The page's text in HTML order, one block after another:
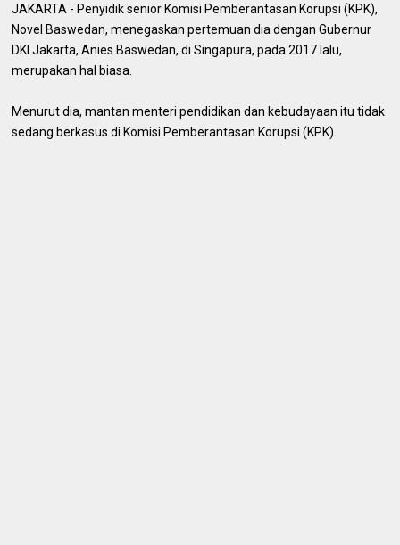
JAKARTA - Penyidik senior Komisi Pemberantasan Korupsi (KPK),
Novel Baswedan, menegaskan pertemuan dia dengan Gubernur
DKI Jakarta, Anies Baswedan, di Singapura, pada 2017 lalu,
merupakan hal biasa.
Menurut dia, mantan menteri pendidikan dan kebudayaan itu tidak
sedang berkasus di Komisi Pemberantasan Korupsi (KPK).